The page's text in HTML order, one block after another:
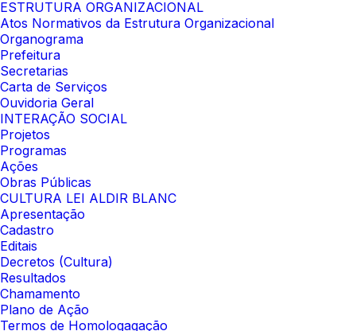
ESTRUTURA ORGANIZACIONAL
Atos Normativos da Estrutura Organizacional
Organograma
Prefeitura
Secretarias
Carta de Serviços
Ouvidoria Geral
INTERAÇÃO SOCIAL
Projetos
Programas
Ações
Obras Públicas
CULTURA LEI ALDIR BLANC
Apresentação
Cadastro
Editais
Decretos (Cultura)
Resultados
Chamamento
Plano de Ação
Termos de Homologagação